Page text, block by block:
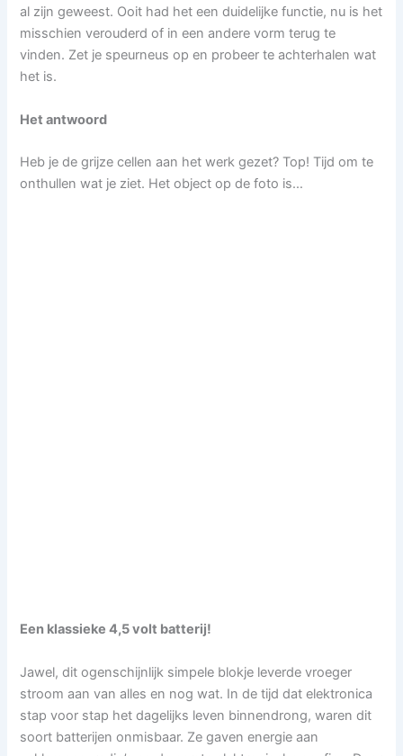
al zijn geweest. Ooit had het een duidelijke functie, nu is het
misschien verouderd of in een andere vorm terug te
vinden. Zet je speurneus op en probeer te achterhalen wat
het is.
Het antwoord
Heb je de grijze cellen aan het werk gezet? Top! Tijd om te
onthullen wat je ziet. Het object op de foto is…
Een klassieke 4,5 volt batterij!
Jawel, dit ogenschijnlijk simpele blokje leverde vroeger
stroom aan van alles en nog wat. In de tijd dat elektronica
stap voor stap het dagelijks leven binnendrong, waren dit
soort batterijen onmisbaar. Ze gaven energie aan